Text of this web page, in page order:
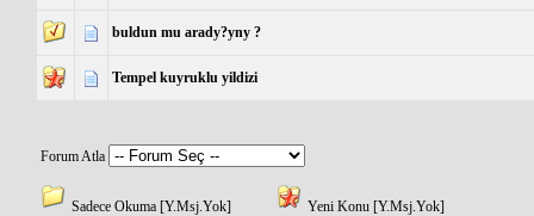
buldun mu arady?yny ?
Tempel kuyruklu yildizi
Forum Atla
Sadece Okuma [Y.Msj.Yok] Yeni Konu [Y.Msj.Yok]